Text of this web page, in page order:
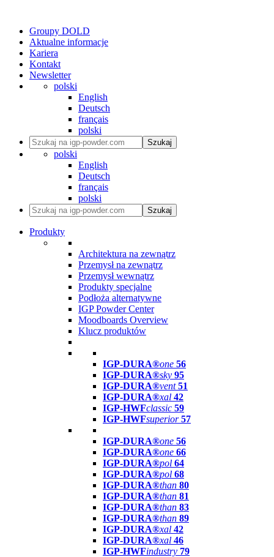
Groupy DOLD
Aktualne informacje
Kariera
Kontakt
Newsletter
polski
English
Deutsch
français
polski
Szukaj
polski
English
Deutsch
français
polski
Szukaj
Produkty
Architektura na zewnątrz
Przemysł na zewnątrz
Przemysł wewnątrz
Produkty specjalne
Podłoża alternatywne
IGP Powder Center
Moodboards Overview
Klucz produktów
IGP-DURA®one 56
IGP-DURA®sky 95
IGP-DURA®vent 51
IGP-DURA®xal 42
IGP-HWFclassic 59
IGP-HWFsuperior 57
IGP-DURA®one 56
IGP-DURA®one 66
IGP-DURA®pol 64
IGP-DURA®pol 68
IGP-DURA®than 80
IGP-DURA®than 81
IGP-DURA®than 83
IGP-DURA®than 89
IGP-DURA®xal 42
IGP-DURA®xal 46
IGP-HWFindustry 79